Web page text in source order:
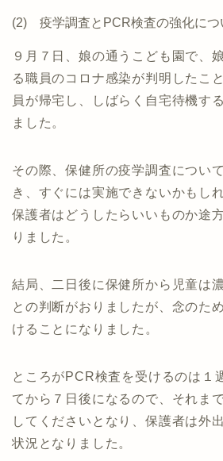
(2) 疫学調査とPCR検査の強化につ
９月７日、娘の通うこども園で、
る職員のコロナ感染が判明したこ
員が帰宅し、しばらく自宅待機す
ました。
その際、保健所の疫学調査につい
き、すぐには実施できないかもし
保護者はどうしたらいいものか途
りました。
結局、二日後に保健所から児童は
との判断がおりましたが、念のた
けることになりました。
ところがPCR検査を受けるのは１
てから７日後になるので、それま
してくださいとなり、保護者は外
状況となりました。